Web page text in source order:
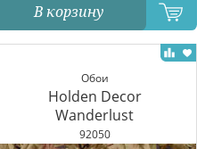
В корзину
Обои
Holden Decor
Wanderlust
92050